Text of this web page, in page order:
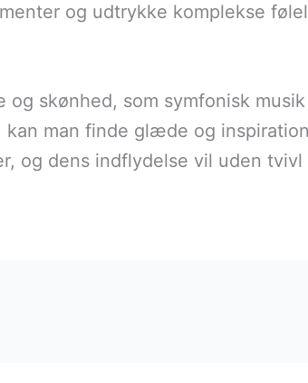
og udtrykke komplekse
skønhed, som symfonisk
man finde glæde og
og dens indflydelse vil uden